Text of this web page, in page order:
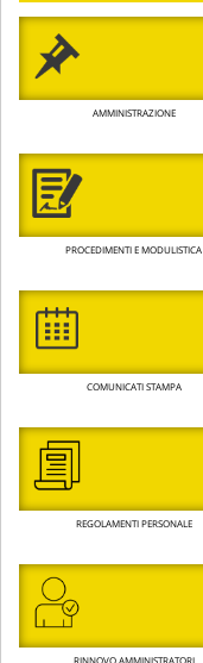
AMMINISTRAZIONE
PROCEDIMENTI E MODULISTICA
COMUNICATI STAMPA
REGOLAMENTI PERSONALE
RINNOVO AMMINISTRATORI